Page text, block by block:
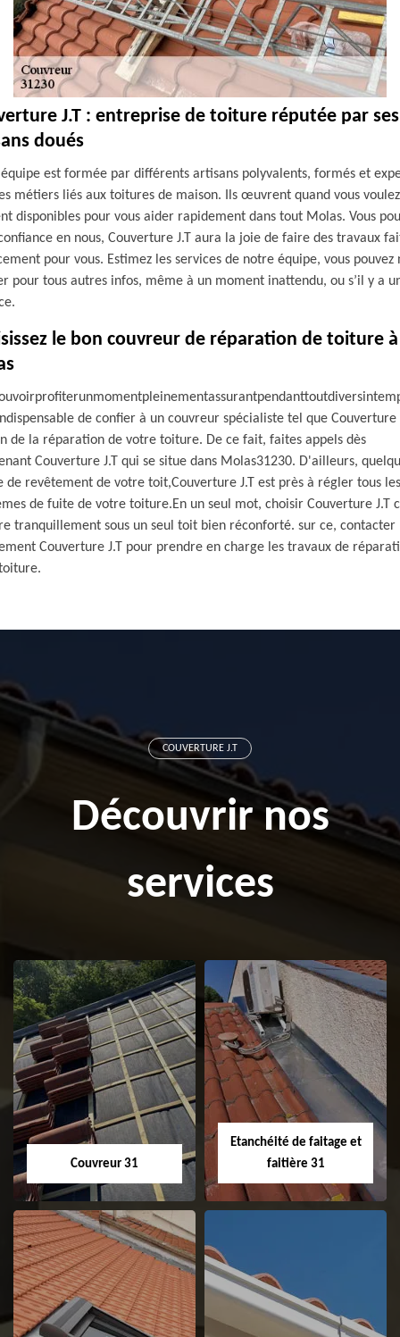
J.T : entreprise de toiture réputée par ses
doués
est formée par différents artisans polyvalents, formés et
métiers liés aux toitures de maison. Ils œuvrent quand vous
disponibles pour vous aider rapidement dans tout Molas. Vous
en nous, Couverture J.T aura la joie de faire des travaux
pour vous. Estimez les services de notre équipe, vous pouvez
pour tous autres infos, même à un moment inattendu, ou s’il y a
le bon couvreur de réparation de toiture à
de confier à un couvreur spécialiste tel que Couverture
de la réparation de votre toiture. De ce fait, faites appels dès
Couverture J.T qui se situe dans Molas31230. D'ailleurs,
de revêtement de votre toit,Couverture J.T est près à régler tous les
de fuite de votre toiture.En un seul mot, choisir Couverture J.T
tranquillement sous un seul toit bien réconforté. sur ce, contacter
Couverture J.T pour prendre en charge les travaux de
COUVERTURE J.T
Découvrir nos
services
Couvreur 31
Couvreur 31
Etanchéité de faitage et
faitière 31
Etanchéité de
faitage et faitière